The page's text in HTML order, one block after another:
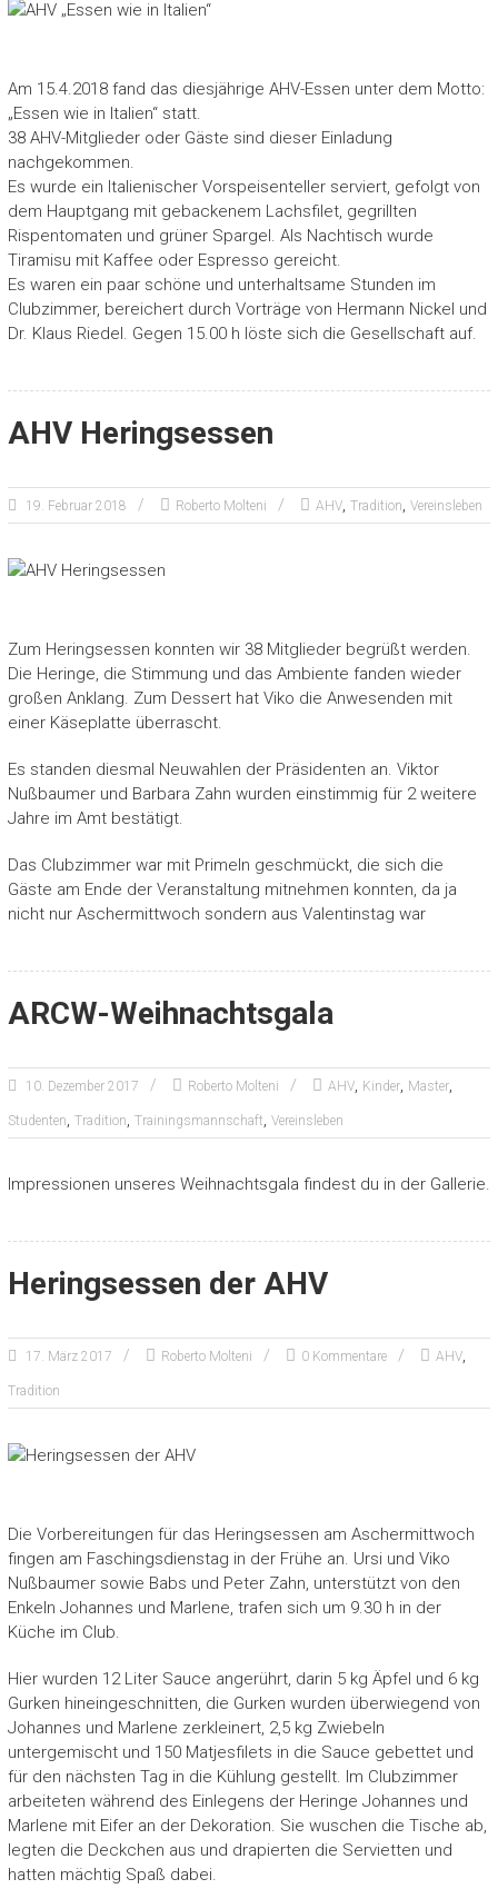
Am 15.4.2018 fand das diesjährige AHV-Essen unter dem Motto:
„Essen wie in Italien“ statt.
38 AHV-Mitglieder oder Gäste sind dieser Einladung
nachgekommen.
Es wurde ein Italienischer Vorspeisenteller serviert, gefolgt von
dem Hauptgang mit gebackenem Lachsfilet, gegrillten
Rispentomaten und grüner Spargel. Als Nachtisch wurde
Tiramisu mit Kaffee oder Espresso gereicht.
Es waren ein paar schöne und unterhaltsame Stunden im
Clubzimmer, bereichert durch Vorträge von Hermann Nickel und
Dr. Klaus Riedel. Gegen 15.00 h löste sich die Gesellschaft auf.
AHV Heringsessen
19. Februar 2018 Roberto Molteni AHV, Tradition, Vereinsleben
Zum Heringsessen konnten wir 38 Mitglieder begrüßt werden.
Die Heringe, die Stimmung und das Ambiente fanden wieder
großen Anklang. Zum Dessert hat Viko die Anwesenden mit
einer Käseplatte überrascht.
Es standen diesmal Neuwahlen der Präsidenten an. Viktor
Nußbaumer und Barbara Zahn wurden einstimmig für 2 weitere
Jahre im Amt bestätigt.
Das Clubzimmer war mit Primeln geschmückt, die sich die
Gäste am Ende der Veranstaltung mitnehmen konnten, da ja
nicht nur Aschermittwoch sondern aus Valentinstag war
ARCW-Weihnachtsgala
10. Dezember 2017 Roberto Molteni AHV, Kinder, Master,
Studenten, Tradition, Trainingsmannschaft, Vereinsleben
Impressionen unseres Weihnachtsgala findest du in der Gallerie.
Heringsessen der AHV
17. März 2017 Roberto Molteni 0 Kommentare AHV,
Tradition
Die Vorbereitungen für das Heringsessen am Aschermittwoch
fingen am Faschingsdienstag in der Frühe an. Ursi und Viko
Nußbaumer sowie Babs und Peter Zahn, unterstützt von den
Enkeln Johannes und Marlene, trafen sich um 9.30 h in der
Küche im Club.
Hier wurden 12 Liter Sauce angerührt, darin 5 kg Äpfel und 6 kg
Gurken hineingeschnitten, die Gurken wurden überwiegend von
Johannes und Marlene zerkleinert, 2,5 kg Zwiebeln
untergemischt und 150 Matjesfilets in die Sauce gebettet und
für den nächsten Tag in die Kühlung gestellt. Im Clubzimmer
arbeiteten während des Einlegens der Heringe Johannes und
Marlene mit Eifer an der Dekoration. Sie wuschen die Tische ab,
legten die Deckchen aus und drapierten die Servietten und
hatten mächtig Spaß dabei.